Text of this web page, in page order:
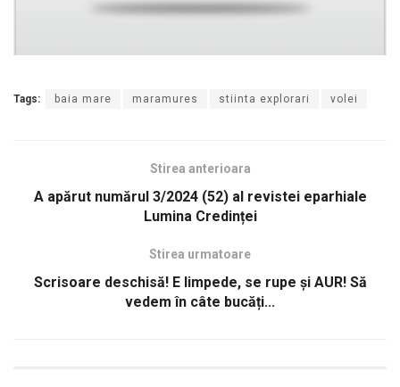
Tags: baia mare maramures stiinta explorari volei
Stirea anterioara
A apărut numărul 3/2024 (52) al revistei eparhiale
Lumina Credinței
Stirea urmatoare
Scrisoare deschisă! E limpede, se rupe și AUR! Să
vedem în câte bucăți...